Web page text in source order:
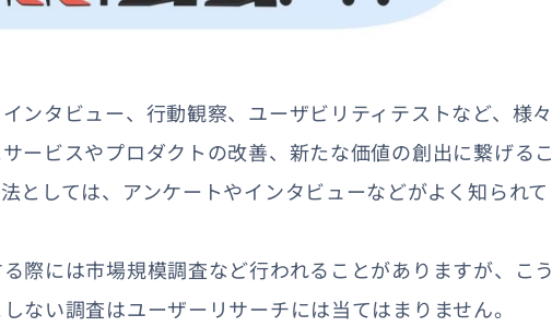
ンタビュー、行動観察、ユーザビリティテストなど、様々
ービスやプロダクトの改善、新たな価値の創出に繋げるこ
としては、アンケートやインタビューなどがよく知られて
際には市場規模調査など行われることがありますが、こう
ない調査はユーザーリサーチには当てはまりません。